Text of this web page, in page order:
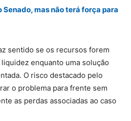
Senado, mas não terá força para
sentido se os recursos forem
enquanto uma solução
O risco destacado pelo
o problema para frente sem
as perdas associadas ao caso